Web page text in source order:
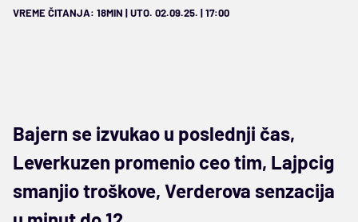
VREME ČITANJA: 18MIN | UTO. 02.09.25. | 17:00
Bajern se izvukao u poslednji čas,
Leverkuzen promenio ceo tim, Lajpcig
smanjio troškove, Verderova senzacija